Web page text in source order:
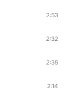
2:53
2:32
2:35
2:14